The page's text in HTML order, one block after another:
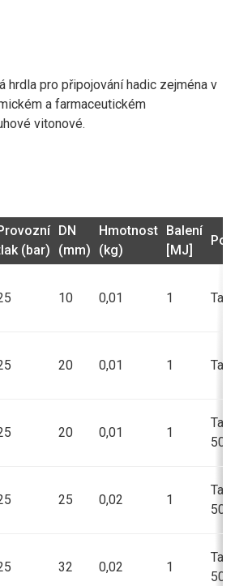
hrdla pro připojování hadic zejména v
a farmaceutickém
vitonové.
Provozní
(bar)
DN
(mm)
Hmotnost
(kg)
Balení
[MJ]
10 0,01 1
20 0,01 1
20 0,01 1
50,5
25 0,02 1
50,5
32 0,02 1
50,5